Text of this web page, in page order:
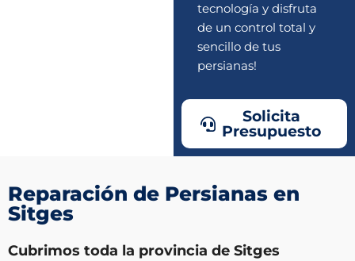
tecnología y disfruta
de un control total y
sencillo de tus
persianas!
Solicita
Presupuesto
Reparación de Persianas en
Sitges
Cubrimos toda la provincia de Sitges